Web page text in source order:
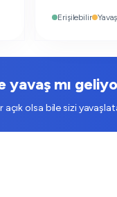
Erişilebilir Yavaş
mı
açık olsa bile sizi